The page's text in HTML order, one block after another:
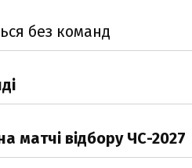
без команд
матчі відбору ЧС-2027